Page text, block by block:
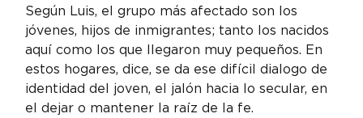
Según Luis, el grupo más afectado son los
jóvenes, hijos de inmigrantes; tanto los nacidos
aquí como los que llegaron muy pequeños. En
estos hogares, dice, se da ese difícil dialogo de
identidad del joven, el jalón hacia lo secular, en
el dejar o mantener la raíz de la fe.